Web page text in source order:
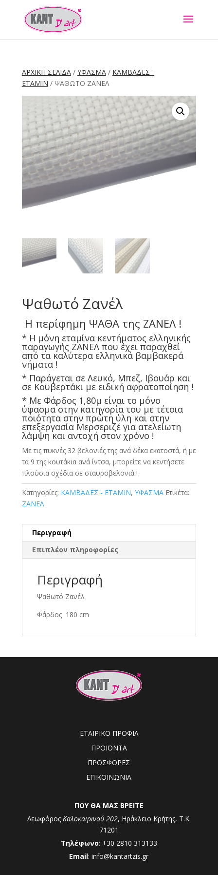
ΑΡΧΙΚΉ ΣΕΛΊΔΑ/ ΥΦΑΣΜΑ/ ΚΑΜΒΑΔΕΣ -
ΕΤΑΜΙΝ / ΨΑΘΩΤΌ ΖΑΝΈΛ
Ψαθωτό Ζανέλ
Η περίφημη ΨΑΘΑ της ΖΑΝΕΛ !
* Η μόνη εταμίνα κεντήματος ελληνικής
παραγωγής ΖΑΝΕΛ που έχει παραχθεί
από τα καλύτερα ελληνικά βαμβακερά
νήματα !
* Παράγεται σε Λευκό, Μπεζ, Ιβουάρ και
σε Κουβερτάκι με ειδική αφρατοποίηση !
* Με Φάρδος 1,80μ είναι το μόνο
ύφασμα στην κατηγορία του με τέτοια
ποιότητα στην πρώτη ύλη και στην
επεξεργασία Μερσεριζέ για ατελείωτη
λάμψη και αντοχή στον χρόνο !
Με τις πυκνές 32 βελονιές της ανά δέκα εκατοστά, ή με
τα 9 της κουτάκια ανά ίντσα, μπορείτε να κεντήσετε
πλούσια σχέδια σε σταυροβελονιά !
Κατηγορίες: ΚΑΜΒΑΔΕΣ - ΕΤΑΜΙΝ, ΥΦΑΣΜΑ Ετικέτα:
ΖΑΝΕΛ
Περιγραφή
Επιπλέον πληροφορίες
Περιγραφή
Ψαθωτό Ζανέλ
Φάρδος 180 cm
ΕΤΑΙΡΙΚΟ ΠΡΟΦΙΛ
ΠΡΟΪΟΝΤΑ
ΠΡΟΣΦΟΡΕΣ
ΕΠΙΚΟΙΝΩΝΙΑ
ΠΟΥ ΘΑ ΜΑΣ ΒΡΕΙΤΕ
Λεωφόρος Καλοκαιρινού 202, Ηράκλειο Κρήτης, Τ.Κ.
71201
Τηλέφωνο: +30 2810 313133
Email: info@kantartzis.gr